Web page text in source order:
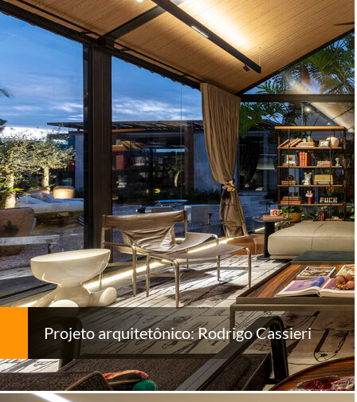
Projeto arquitetônico: Rodrigo Cassieri